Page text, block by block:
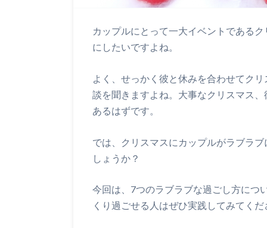
カップルにとって一大イベントである
にしたいですよね。
よく、せっかく彼と休みを合わせてク
談を聞きますよね。大事なクリスマス
あるはずです。
では、クリスマスにカップルがラブラ
しょうか？
今回は、7つのラブラブな過ごし方につ
くり過ごせる人はぜひ実践してみてく